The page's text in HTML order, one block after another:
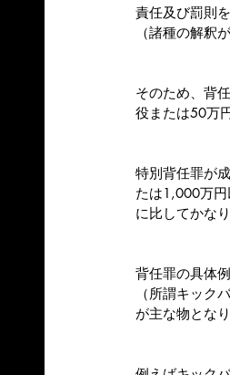
責任及び罰則
（諸種の解釈
そのため、背
役または50万
特別背任罪が
たは1,000万
に比してかな
背任罪の具体
（所謂キック
が主な物となり